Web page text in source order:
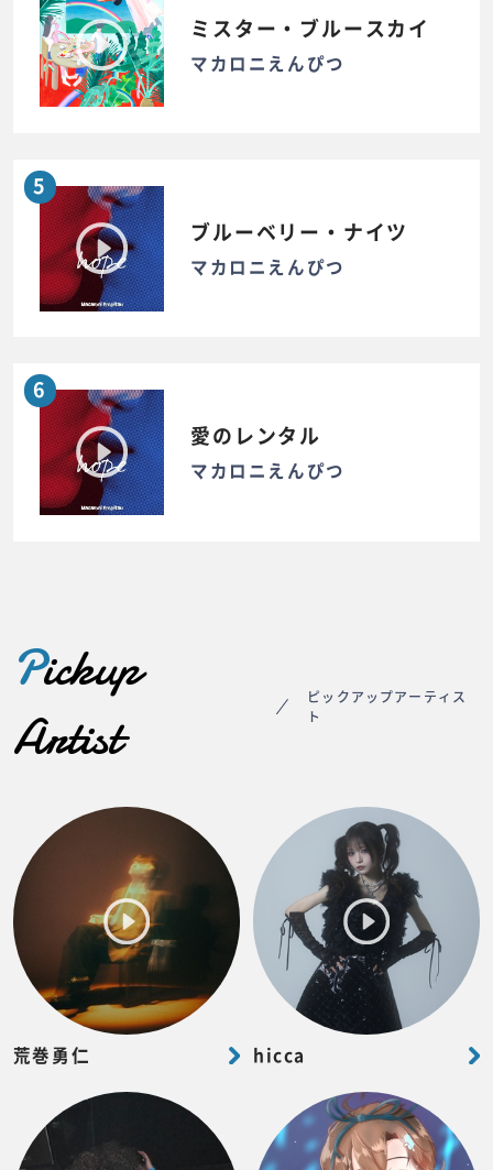
ミスター・ブルースカイ
マカロニえんぴつ
5
ブルーベリー・ナイツ
マカロニえんぴつ
6
愛のレンタル
マカロニえんぴつ
Pickup
Artist
ピックアップアーティス
ト
荒巻勇仁 hicca